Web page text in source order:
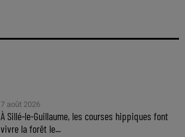
7 août 2026
À Sillé-le-Guillaume, les courses hippiques font
vivre la forêt le...